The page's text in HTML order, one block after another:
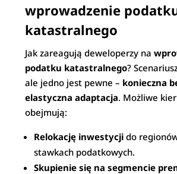
wprowadzenie
katastralnego
Jak zareagują deweloperzy na
podatku katastralnego?
ale jedno jest pewne – konieczna
elastyczna adaptacja. Możliwe
obejmują:
Relokację inwestycji do
stawkach podatkowych.
Skupienie się na segmencie